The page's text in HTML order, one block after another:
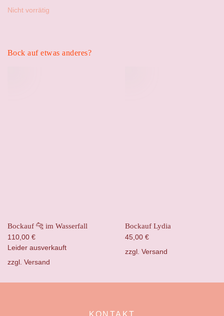
Nicht vorrätig
Bock auf etwas anderes?
Bockauf 🐆 im Wasserfall
110,00 €
Leider ausverkauft
zzgl. Versand
Bockauf Lydia
45,00 €
zzgl. Versand